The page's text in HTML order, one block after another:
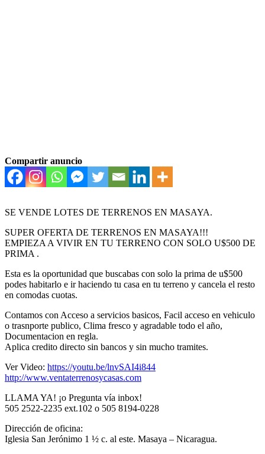
Compartir anuncio
SE VENDE LOTES DE TERRENOS EN MASAYA.
SUPER OFERTA DE TERRENOS EN MASAYA!!!
EMPIEZA A VIVIR EN TU TERRENO CON SOLO U$500 DE
PRIMA .
Esta es la oportunidad que buscabas con solo la prima de u$500
podes habitarlo e ir haciendo tu casa en tu terreno y cancela el resto
en comodas cuotas.
Contamos con Acceso a servicios basicos, Facil acceso en vehiculo
o trasnporte publico, Clima fresco y agradable todo el año,
Documentacion en regla.
Aplica credito directo sin bancos y sin mucho tramites.
Ver Video: https://youtu.be/lnvSAI4i844
http://www.ventaterrenosycasas.com
LLAMA YA! ¡o Pregunta vía inbox!
505 2522-2235 ext.102 o 505 8194-0228
Dirección de oficina:
Iglesia San Jerónimo 1 ½ c. al este. Masaya – Nicaragua.